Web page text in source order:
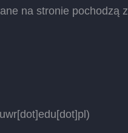
na stronie pochodzą z